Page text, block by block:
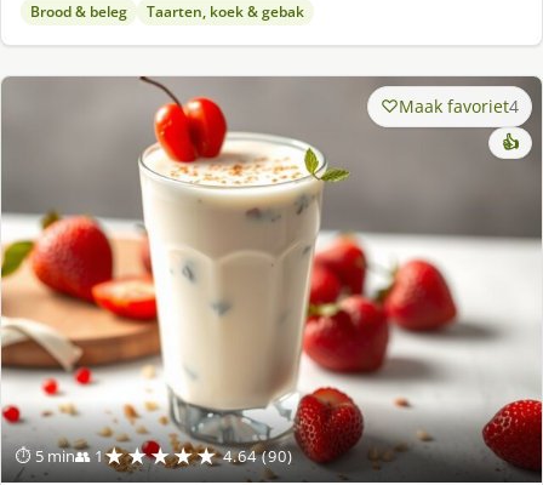
Brood & beleg Taarten, koek & gebak
⏱ 5 min👥 1★★★★★ 4.64 (90)
Maak favoriet4
👍